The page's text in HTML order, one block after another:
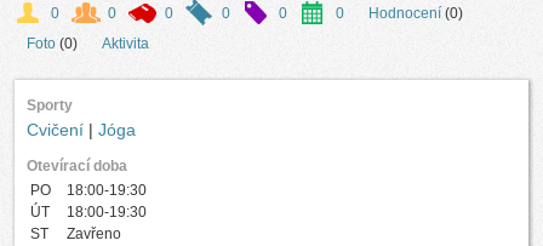
0 0 0 0 0 0 Hodnocení (0)
Foto (0) Aktivita
Sporty
Cvičení | Jóga
Otevírací doba
PO
18:00-19:30
ÚT
18:00-19:30
ST
Zavřeno